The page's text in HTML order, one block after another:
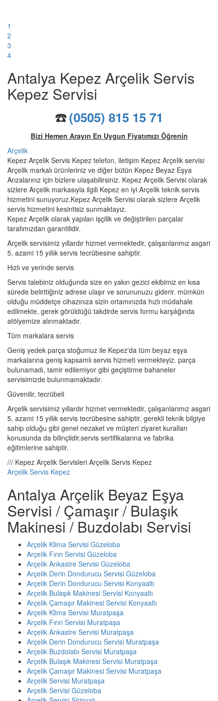
1
2
3
4
Antalya Kepez Arçelik Servis
Kepez Servisi
☎️(0505) 815 15 71
Bizi Hemen Arayın En Uygun Fiyatımızı Öğrenin
Arçelik
Kepez Arçelik Servis Kepez telefon, iletişim Kepez Arçelik servisi
Arçelik markalı ürünleriniz ve diğer bütün Kepez Beyaz Eşya
Arızalarınız için bizlere ulaşabilirsiniz. Kepez Arçelik Servisi olarak
sizlere Arçelik markasıyla ilgili Kepez en iyi Arçelik teknik servis
hizmetini sunuyoruz.Kepez Arçelik Servisi olarak sizlere Arçelik
servis hizmetini kesintisiz sunmaktayız.
Kepez Arçelik olarak yapılan işçilik ve değiştirilen parçalar
tarafımızdan garantilidir.
Arçelik servisimiz yıllardır hizmet vermektedir, çalışanlarımız asgari
5, azami 15 yıllık servis tecrübesine sahiptir.
Hızlı ve yerinde servis
Servis talebiniz olduğunda size en yakın gezici ekibimiz en kısa
sürede belirttiğiniz adrese ulaşır ve sorununuzu giderir. mümkün
olduğu müddetçe cihazınıza sizin ortamınızda hızlı müdahale
edilmekte, gerek görüldüğü takdirde servis formu karşılığında
atölyemize alınmaktadır.
Tüm markalara servis
Geniş yedek parça stoğumuz ile Kepez'da tüm beyaz eşya
markalarına geniş kapsamlı servis hizmeti vermekteyiz. parça
bulunamadı, tamir edilemiyor gibi geçiştirme bahaneler
servisimizde bulunmamaktadır.
Güvenilir, tecrübeli
Arçelik servisimiz yıllardır hizmet vermektedir, çalışanlarımız asgari
5, azami 15 yıllık servis tecrübesine sahiptir. gerekli teknik bilgiye
sahip olduğu gibi genel nezaket ve müşteri ziyaret kuralları
konusunda da bilinçlidir,servis sertifikalarına ve fabrika
eğitimlerine sahiptir.
/// Kepez Arçelik Servisleri Arçelik Servis Kepez
Arçelik Servis Kepez
Antalya Arçelik Beyaz Eşya
Servisi / Çamaşır / Bulaşık
Makinesi / Buzdolabı Servisi
Arçelik Klima Servisi Güzeloba
Arçelik Fırın Servisi Güzeloba
Arçelik Ankastre Servisi Güzeloba
Arçelik Derin Dondurucu Servisi Güzeloba
Arçelik Derin Dondurucu Servisi Konyaaltı
Arçelik Bulaşık Makinesi Servisi Konyaaltı
Arçelik Çamaşır Makinesi Servisi Konyaaltı
Arçelik Klima Servisi Muratpaşa
Arçelik Fırın Servisi Muratpaşa
Arçelik Ankastre Servisi Muratpaşa
Arçelik Derin Dondurucu Servisi Muratpaşa
Arçelik Buzdolabı Servisi Muratpaşa
Arçelik Bulaşık Makinesi Servisi Muratpaşa
Arçelik Çamaşır Makinesi Servisi Muratpaşa
Arçelik Servisi Muratpaşa
Arçelik Servisi Güzeloba